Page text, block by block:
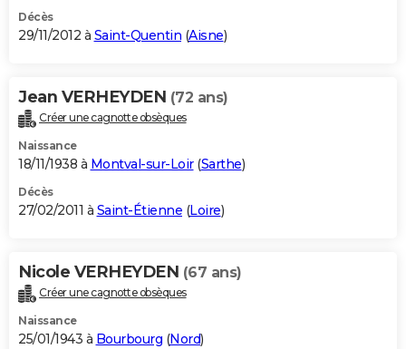
Décès
29/11/2012 à Saint-Quentin (Aisne)
Jean VERHEYDEN (72 ans)
Créer une cagnotte obsèques
Naissance
18/11/1938 à Montval-sur-Loir(Sarthe)
Décès
27/02/2011 à Saint-Étienne (Loire)
Nicole VERHEYDEN (67 ans)
Créer une cagnotte obsèques
Naissance
25/01/1943 à Bourbourg (Nord)